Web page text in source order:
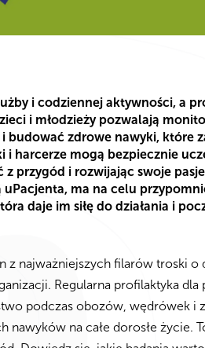
i codziennej aktywności, a
i młodzieży pozwalają
zdrowe nawyki, które
harcerze mogą bezpiecznie
przygód i rozwijając swoje
ma na celu
daje im siłę do działania i
z najważniejszych filarów troski
Regularna profilaktyka
podczas obozów, wędrówek i
nawyków na całe dorosłe życie.